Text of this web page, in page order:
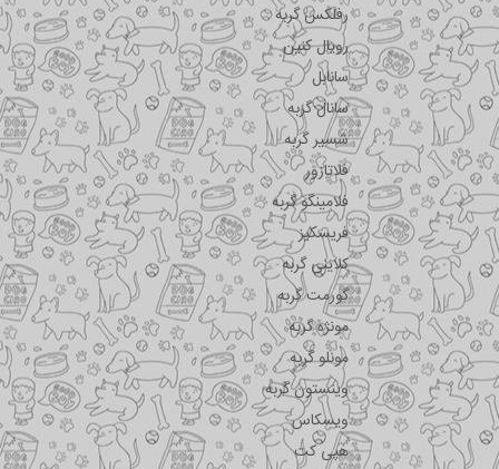
رفلکس گربه
رویال کنین
سانابل
سانال گربه
شسیر گربه
فلاتازور
فلامینگو گربه
فریسکیز
کلاینی گربه
گورمت گربه
مونژه گربه
مونلو گربه
وینستون گربه
ویسکاس
هپی کت